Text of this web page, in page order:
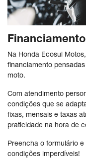
Financiamento
Na Honda Ecosul
financiamento
moto.
Com atendimento
condições que se
fixas, mensais e taxas
praticidade na hora de
Preencha o formulário
condições imperdíveis!